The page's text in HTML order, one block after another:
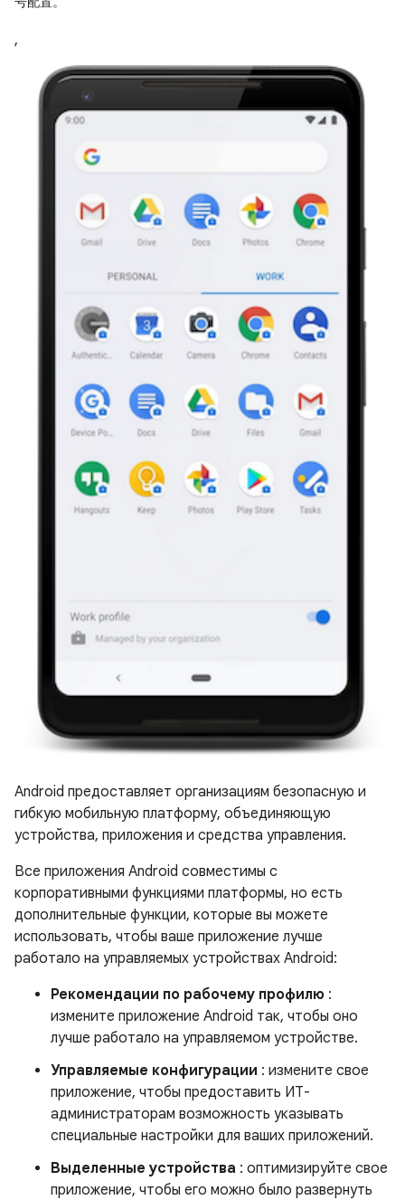
,
Android предоставляет организациям безопасную и
гибкую мобильную платформу, объединяющую
устройства, приложения и средства управления.
Все приложения Android совместимы с
корпоративными функциями платформы, но есть
дополнительные функции, которые вы можете
использовать, чтобы ваше приложение лучше
работало на управляемых устройствах Android:
Рекомендации по рабочему профилю :
измените приложение Android так, чтобы оно
лучше работало на управляемом устройстве.
Управляемые конфигурации : измените свое
приложение, чтобы предоставить ИТ-
администраторам возможность указывать
специальные настройки для ваших приложений.
Выделенные устройства : оптимизируйте свое
приложение, чтобы его можно было развернуть